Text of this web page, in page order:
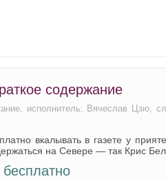
содержание
исполнитель: Вячеслав Цзю,
вкалывать в газете у
на Севере — так Крис